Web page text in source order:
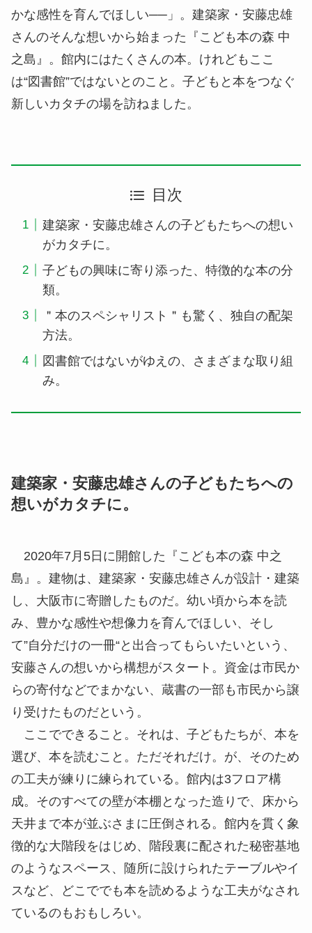
かな感性を育んでほしい──」。建築家・安藤忠雄
さんのそんな想いから始まった『こども本の森 中
之島』。館内にはたくさんの本。けれどもここ
は“図書館”ではないとのこと。子どもと本をつなぐ
新しいカタチの場を訪ねました。
目次
建築家・安藤忠雄さんの子どもたちへの想い
がカタチに。
子どもの興味に寄り添った、特徴的な本の分
類。
＂本のスペシャリスト＂も驚く、独自の配架
方法。
図書館ではないがゆえの、さまざまな取り組
み。
建築家・安藤忠雄さんの子どもたちへの
想いがカタチに。
2020年7月5日に開館した『こども本の森 中之
島』。建物は、建築家・安藤忠雄さんが設計・建築
し、大阪市に寄贈したものだ。幼い頃から本を読
み、豊かな感性や想像力を育んでほしい、そし
て”自分だけの一冊“と出合ってもらいたいという、
安藤さんの想いから構想がスタート。資金は市民か
らの寄付などでまかない、蔵書の一部も市民から譲
り受けたものだという。
ここでできること。それは、子どもたちが、本を
選び、本を読むこと。ただそれだけ。が、そのため
の工夫が練りに練られている。館内は3フロア構
成。そのすべての壁が本棚となった造りで、床から
天井まで本が並ぶさまに圧倒される。館内を貫く象
徴的な大階段をはじめ、階段裏に配された秘密基地
のようなスペース、随所に設けられたテーブルやイ
スなど、どこででも本を読めるような工夫がなされ
ているのもおもしろい。